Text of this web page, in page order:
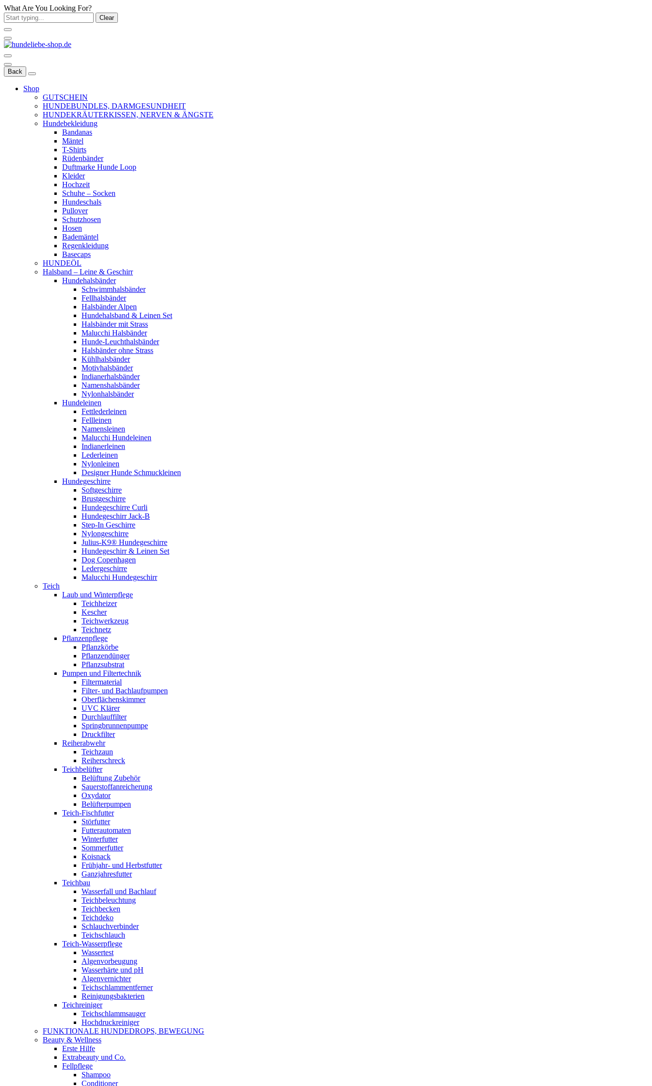
What Are You Looking For?
Clear
Back
Shop
GUTSCHEIN
HUNDEBUNDLES, DARMGESUNDHEIT
HUNDEKRÄUTERKISSEN, NERVEN & ÄNGSTE
Hundebekleidung
Bandanas
Mäntel
T-Shirts
Rüdenbänder
Duftmarke Hunde Loop
Kleider
Hochzeit
Schuhe – Socken
Hundeschals
Pullover
Schutzhosen
Hosen
Bademäntel
Regenkleidung
Basecaps
HUNDEÖL
Halsband – Leine & Geschirr
Hundehalsbänder
Schwimmhalsbänder
Fellhalsbänder
Halsbänder Alpen
Hundehalsband & Leinen Set
Halsbänder mit Strass
Malucchi Halsbänder
Hunde-Leuchthalsbänder
Halsbänder ohne Strass
Kühlhalsbänder
Motivhalsbänder
Indianerhalsbänder
Namenshalsbänder
Nylonhalsbänder
Hundeleinen
Fettlederleinen
Fellleinen
Namensleinen
Malucchi Hundeleinen
Indianerleinen
Lederleinen
Nylonleinen
Designer Hunde Schmuckleinen
Hundegeschirre
Softgeschirre
Brustgeschirre
Hundegeschirre Curli
Hundegeschirr Jack-B
Step-In Geschirre
Nylongeschirre
Julius-K9® Hundegeschirre
Hundegeschirr & Leinen Set
Dog Copenhagen
Ledergeschirre
Malucchi Hundegeschirr
Teich
Laub und Winterpflege
Teichheizer
Kescher
Teichwerkzeug
Teichnetz
Pflanzenpflege
Pflanzkörbe
Pflanzendünger
Pflanzsubstrat
Pumpen und Filtertechnik
Filtermaterial
Filter- und Bachlaufpumpen
Oberflächenskimmer
UVC Klärer
Durchlauffilter
Springbrunnenpumpe
Druckfilter
Reiherabwehr
Teichzaun
Reiherschreck
Teichbelüfter
Belüftung Zubehör
Sauerstoffanreicherung
Oxydator
Belüfterpumpen
Teich-Fischfutter
Störfutter
Futterautomaten
Winterfutter
Sommerfutter
Koisnack
Frühjahr- und Herbstfutter
Ganzjahresfutter
Teichbau
Wasserfall und Bachlauf
Teichbeleuchtung
Teichbecken
Teichdeko
Schlauchverbinder
Teichschlauch
Teich-Wasserpflege
Wassertest
Algenvorbeugung
Wasserhärte und pH
Algenvernichter
Teichschlammentferner
Reinigungsbakterien
Teichreiniger
Teichschlammsauger
Hochdruckreiniger
FUNKTIONALE HUNDEDROPS, BEWEGUNG
Beauty & Wellness
Erste Hilfe
Extrabeauty und Co.
Fellpflege
Shampoo
Conditioner